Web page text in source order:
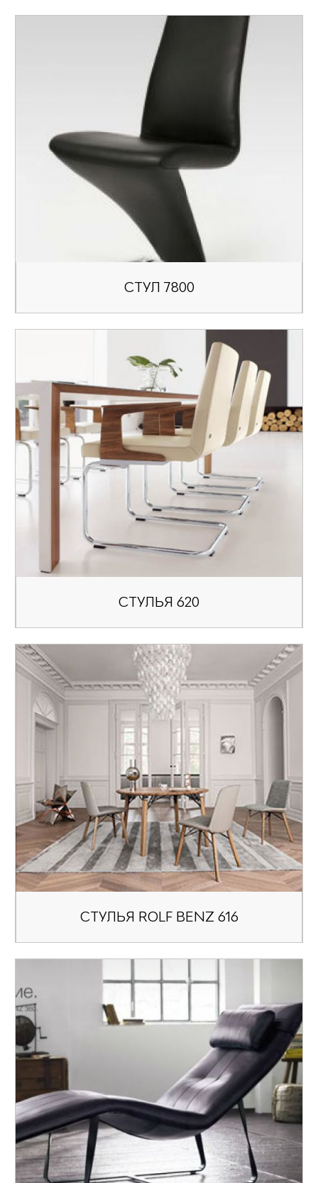
СТУЛ 7800
СТУЛЬЯ 620
СТУЛЬЯ ROLF BENZ 616